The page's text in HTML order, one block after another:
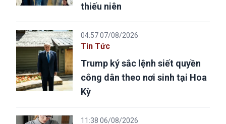
thiếu niên
04:57 07/08/2026
Tin Tức
Trump ký sắc lệnh siết quyền
công dân theo nơi sinh tại Hoa
Kỳ
11:38 06/08/2026